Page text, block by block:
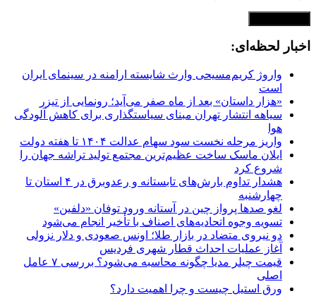
اخبار لحظه‌ای:
واروژ کریم‌مسیحی وارث شایسته ارامنه در سینمای ایران
است
«هزار داستان» بعد از ماه صفر می‌آید؛ رونمایی از تیزر
سیاهه انتشار تهران مبنای سیاستگذاری برای کاهش آلودگی
هوا
واریز مرحله نخست سود سهام عدالت ۱۴۰۴ تا هفته دولت
ایلان ماسک ساخت عظیم‌ترین مجتمع تولید تراشه جهان را
شروع کرد
هشدار تداوم بارش‌های تابستانه و رعدوبرق در ۴ استان تا
چهارشنبه
لغو صدها پرواز چین در آستانه ورود توفان «دلفین»
تسویه وجوه اتحادیه‌های اصناف با تأخیر انجام می‌شود
دو نیروی متضاد در بازار طلا؛ اونس صعودی و دلار نزولی
آغاز عملیات احداث قطار شهری فردیس
قیمت چیلر مدیا چگونه محاسبه می‌شود؟ بررسی ۷ عامل
اصلی
ورق استیل چیست و چرا اهمیت دارد؟